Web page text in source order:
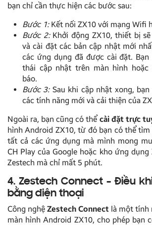
bạn chỉ cần thực hiện các bước sau:
Bước 1:Kết nối ZX10 với mạng Wifi
Bước 2:Khởi động ZX10, thiết bị
và cài đặt các bản cập nhật mới
các ứng dụng đã được cài đặt.
thái cập nhật trên màn hình hoặc
báo.
Bước 3:Sau khi cập nhật xong,
các tính năng mới và cải thiện của
Ngoài ra, bạn cũng có thểcài đặt trực
hình Android ZX10, từ đó bạn có thể
tất cả các ứng dụng mà mình mong
CH Play của Google hoặc kho ứng dụng
Zestech mà chỉ mất 5 phút.
4. Zestech Connect – Điều
bằng điện thoại
Công nghệ Zestech Connect là một tính
màn hình Android ZX10, cho phép bạn